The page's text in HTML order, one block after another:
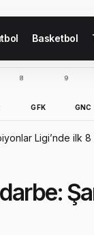
Basketbol
8
GFK
9
GNC
Ligi’nde ilk 8
darbe: